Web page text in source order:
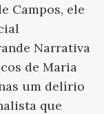
Campos, ele
Narrativa
de Maria
um delírio
que